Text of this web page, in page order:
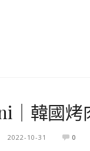
｜韓國烤
2022-10-31 0